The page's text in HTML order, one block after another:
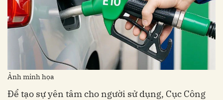
Ảnh minh họa
Để tạo sự yên tâm cho người sử dụng, Cục Công